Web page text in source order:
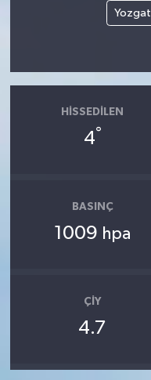
Yozgat
HISSEDILEN
4°
BASINÇ
1009 hpa
ÇIY
4.7